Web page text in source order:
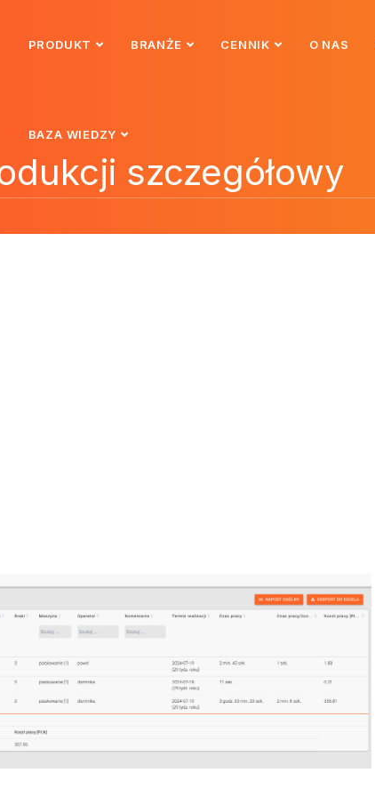
PRODUKT BRANŻE CENNIK O NAS
BAZA WIEDZY
szczegółowy